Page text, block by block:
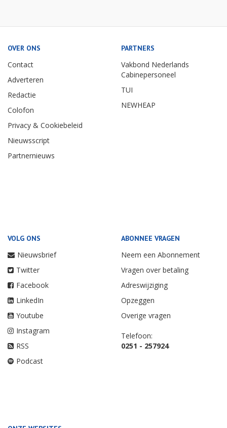
OVER ONS
Contact
Adverteren
Redactie
Colofon
Privacy & Cookiebeleid
Nieuwsscript
Partnernieuws
PARTNERS
Vakbond Nederlands
Cabinepersoneel
TUI
NEWHEAP
VOLG ONS
Nieuwsbrief
Twitter
Facebook
LinkedIn
Youtube
Instagram
RSS
Podcast
ABONNEE VRAGEN
Neem een Abonnement
Vragen over betaling
Adreswijziging
Opzeggen
Overige vragen
Telefoon:
0251 - 257924